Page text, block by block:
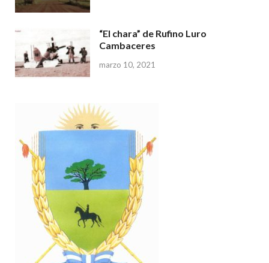
“El chara” de Rufino Luro
Cambaceres
marzo 10, 2021